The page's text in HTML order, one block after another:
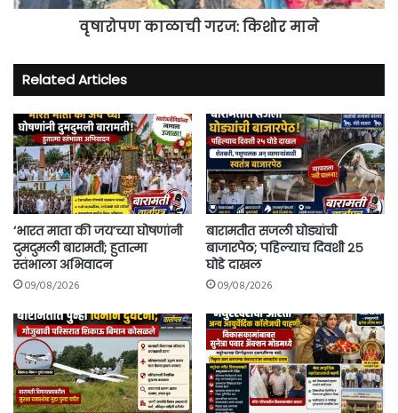
वृषारोपण काळाची गरज: किशोर माने
Related Articles
‘भारत माता की जय’च्या घोषणांनी
दुमदुमली बारामती; हुतात्मा
स्तंभाला अभिवादन
09/08/2026
बारामतीत सजली घोड्यांची
बाजारपेठ; पहिल्याच दिवशी २५
घोडे दाखल
09/08/2026